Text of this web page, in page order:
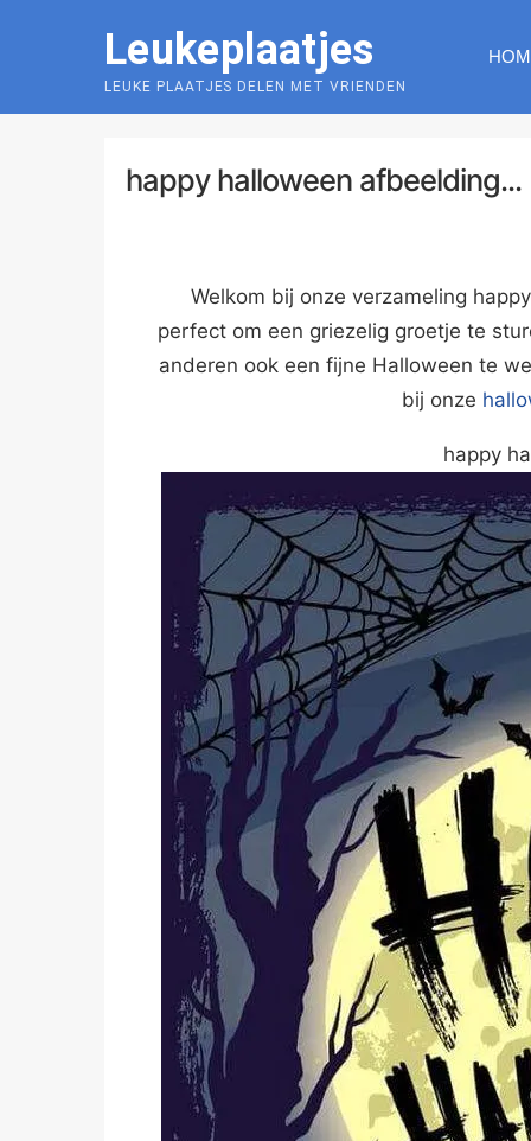
Leukeplaatjes
LEUKE PLAATJES DELEN MET VRIENDEN
happy halloween afbeelding...
Welkom bij onze verzameling
perfect om een griezelig groetje te
anderen ook een fijne Halloween te
bij onze
happy